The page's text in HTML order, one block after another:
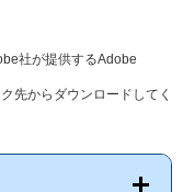
社が提供するAdobe
先からダウンロードしてく